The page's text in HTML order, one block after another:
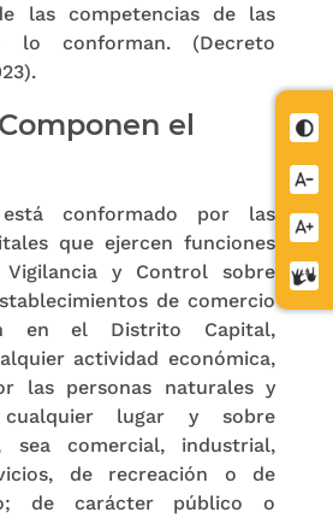
letra
letra
de
las competencias de las
lo conforman. (Decreto
el
conformado por las
que ejercen funciones
Vigilancia y Control sobre
de comercio
en el Distrito Capital,
actividad económica,
las personas naturales y
lugar y sobre
sea comercial, industrial,
de recreación o de
de carácter público o